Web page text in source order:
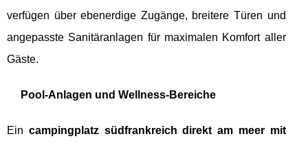
verfügen über ebenerdige Zugänge, breitere Türen und
angepasste Sanitäranlagen für maximalen Komfort aller
Gäste.
Pool-Anlagen und Wellness-Bereiche
Ein campingplatz südfrankreich direkt am meer mit